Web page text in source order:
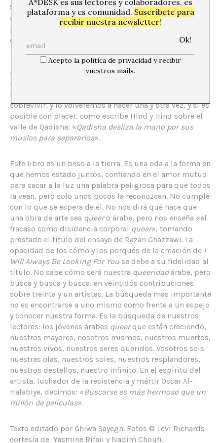
Si Al-Shadidi nos muestra el poder de la opacidad en el
amor queer, Ruba El-Melik nos enseña los placeres de
perseguir una experiencia de vidaárabequeer
de una definición: «
Soy libre de vivir en el limbo, de
redefinirme y reinventarme tantas veces como quiera.
Eso, para mí, es libertad». Si queréis una definición de
«árabe
», es esta: la búsqueda de la libertad en
nuestros mundos. Si la búsqueda se vuelve agotadora,
recordad que antes hemos movido montañas para
sobrevivir, y lo volveremos a hacer una y otra vez, y si es
posible con placer, como escribe Hind y Hind sobre el
valle de Qadisha: «Qadisha desliza la mano por sus
muslos para separarlos».
Este libro es un beso a la tierra. Es una oda a la forma en
que hemos estado juntos, confiando en el amor mutuo
para sacar a la luz una palabra peligrosa para que todos
la vean, pero solo unos pocos la reconozcan. No cumple
con lo que se espera de él. No nos dirá qué hace que
una obra de arte sea queero árabe, pero nos enseña «el
fracaso como disidencia corporal queer», tomando
prestado el título del ensayo de Razan Ghazzawi. La
opacidad de los cómo y los porqués de la creación de I
Will Always Be Looking For You se debe a su fidelidad al
título. No sabe cómo será nuestra queeridadárabe, pero
busca y busca y busca, en veintidós contribuciones
sobre treinta y un artistas. La búsqueda más importante
no es encontrarse a uno mismo como frente a un espejo
y conocer nuestra forma. Es la búsqueda de nuestros
lectores: los jóvenes árabes queerque están creciendo,
nuestros mayores, nosotros mismos, nuestros muertos,
nuestros vivos, nuestros seres queridos. Vosotros sois
nuestras olas, nuestros soles, nuestros resplandores,
nuestros destellos, nuestro infinito. En el espíritu del
artista, luchador de la resistencia y mártir Oscar Al-
Halabiye, decimos: «Buscarse es más hermoso que un
millón de películas».
Texto editado por Ghiwa Sayegh. Fotos © Levi Richards
cortesía de Yasmine Rifaii y Nadim Choufi.
A*DESK es sus lectores y colaboradores, es
plataforma y es comunidad. Suscríbete para
recibir nuestra newsletter!
Acepto la política de privacidad y recibir
vuestros mails.